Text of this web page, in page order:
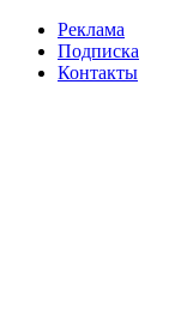
Реклама
Подписка
Контакты